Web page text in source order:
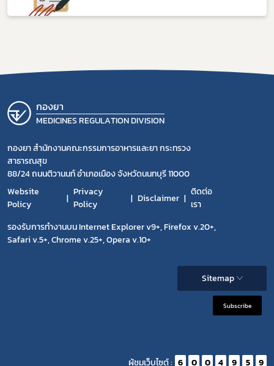
กองยา
MEDICINES REGULATION DIVISION
กองยา สำนักงานคณะกรรมการอาหารและยา กระทรวง
สาธารณสุข
88/24 ถนนติวานนท์ อำเภอเมือง จังหวัดนนทบุรี 11000
Website
Policy
Privacy
Policy
Disclaimer
ติดต่อ
เรา
รองรับการทำงานบน Internet Explorer v9+, Firefox v.20+,
Safari v.5+, Chrome v.25+, Opera v.10+
Sitemap
Subscribe
ผู้ชมเว็บไซต์ : 6 0 0 4 9 5 9